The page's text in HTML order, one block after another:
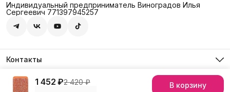
1 452 ₽2 420 ₽ В корзину
Индивидуальный предприниматель Виноградов Илья
Сергеевич 771397945257
Контакты
Россия, 127474, Москва, г. Москва, ул. Дмитровское шоссе,
д. 60А
© iGrape Group 2026Оплата Правила возврата